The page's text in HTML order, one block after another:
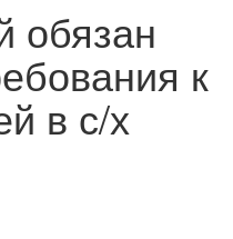
обязан
к
в с/х